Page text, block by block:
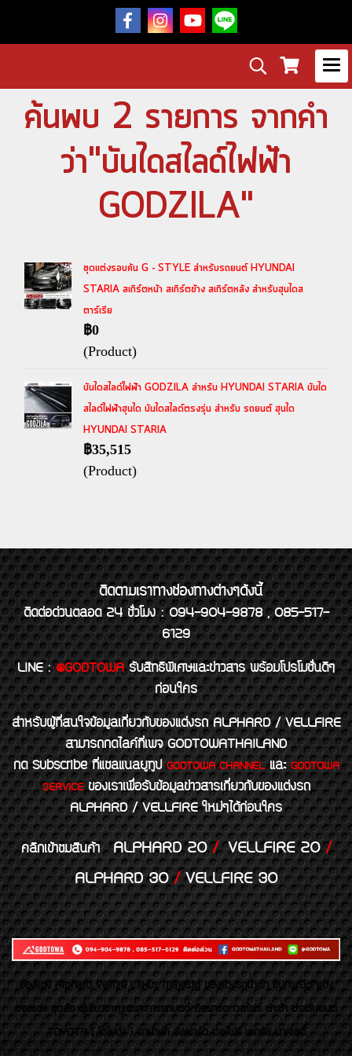
ค้นพบ 2 รายการ จากคำ
ว่า"บันไดสไลด์ไฟฟ้า
GODZILA"
ชุดแต่งรอบคัน G - STYLE สำหรับรถยนต์ HYUNDAI
STARIA สเกิร์ตหน้า สเกิร์ตข้าง สเกิร์ตหลัง สำหรับฮุนไดส
ตาร์เรีย
฿0
(Product)
บันไดสไลด์ไฟฟ้า GODZILA สำหรับ HYUNDAI STARIA บันได
สไลด์ไฟฟ้าฮุนได บันไดสไลด์ตรงรุ่น สำหรับ รถยนต์ ฮุนได
HYUNDAI STARIA
฿35,515
(Product)
ติดตามเราทางช่องทางต่างๆดังนี้
ติดต่อด่วนตลอด 24 ชั่วโมง : 094-904-9878 , 085-517-
6129
LINE : @GODTOWA รับสิทธิพิเศษและข่าวสาร พร้อมโปรโมชั่นดีๆ
ก่อนใคร
สำหรับผู้ที่สนใจข้อมูลเกี่ยวกับของแต่งรถ ALPHARD / VELLFIRE
สามารถกดไลค์ที่เพจ GODTOWATHAILAND
กด Subscribe ที่แชลแนลยูทูปGODTOWA CHANNELและGODTOWA
SERVICEของเราเพื่อรับข้อมูลข่าวสารเกี่ยวกับของแต่งรถ
ALPHARD / VELLFIRE ใหม่ๆได้ก่อนใคร
คลิกเข้าชมสินค้า ALPHARD 20/VELLFIRE 20/
ALPHARD 30/VELLFIRE 30
ของเเต่ง Alphard Vellfire Lexus Majesty ของเเต่งรถนำเข้า อุปกรณ์ตกแต่ง
ของแต่ง ชุดล้อ ผู้เชี่ยวชาญเฉพาะทางรถยนต์ อัลพาร์ด เวลไฟร์ นำเข้า ประดับยนต์
TOYOTA ( โตโยต้า ) รถนำเข้า อัลพาร์ด เวลไฟร์ เลกซัส มาเจสตี้